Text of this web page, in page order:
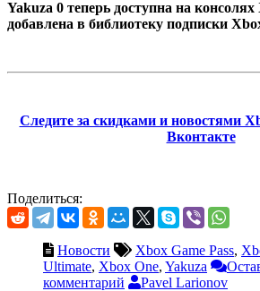
Yakuza 0 теперь доступна на
добавлена в библиотеку подписки
Следите за скидками и новостями
Вконтакте
Поделиться:
Новости Xbox Game Pass,
Ultimate, Xbox One, Yakuza
комментарий
Pavel Larionov